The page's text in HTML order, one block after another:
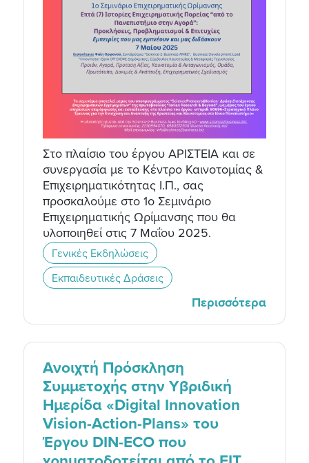
Στο πλαίσιο του έργου ΑΡΙΣΤΕΙΑ και σε
συνεργασία με το Κέντρο Καινοτομίας &
Επιχειρηματικότητας Ι.Π., σας
προσκαλούμε στο 1ο Σεμινάριο
Επιχειρηματικής Ωρίμανσης που θα
υλοποιηθεί στις 7 Μαΐου 2025.
Γενικές Εκδηλώσεις
Εκπαιδευτικές Δράσεις
Περισσότερα
Ανοιχτή Πρόσκληση
Συμμετοχής στην Υβριδική
Ημερίδα «Digital Innovation
Vision-Action-Plans» του
Έργου DIN-ECO που